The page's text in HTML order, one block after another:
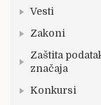
Vesti
Zakoni
Zaštita
značaja
Konkursi